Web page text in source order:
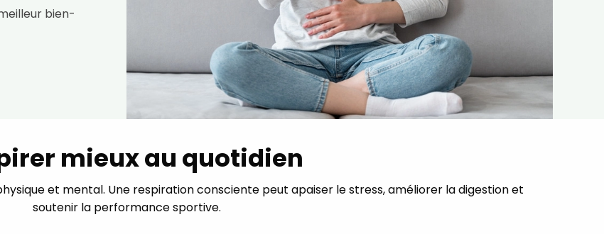
bien-
mieux au quotidien
et mental. Une respiration consciente peut apaiser le stress, améliorer la digestion et
soutenir la performance sportive.